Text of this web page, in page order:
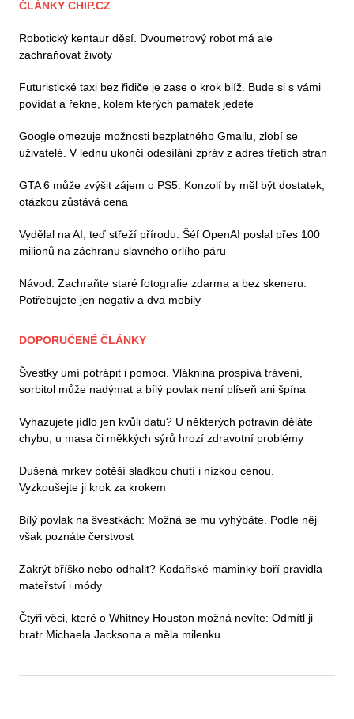
ČLÁNKY CHIP.CZ
Robotický kentaur děsí. Dvoumetrový robot má ale
zachraňovat životy
Futuristické taxi bez řidiče je zase o krok blíž. Bude si s vámi
povídat a řekne, kolem kterých památek jedete
Google omezuje možnosti bezplatného Gmailu, zlobí se
uživatelé. V lednu ukončí odesílání zpráv z adres třetích stran
GTA 6 může zvýšit zájem o PS5. Konzolí by měl být dostatek,
otázkou zůstává cena
Vydělal na AI, teď střeží přírodu. Šéf OpenAI poslal přes 100
milionů na záchranu slavného orlího páru
Návod: Zachraňte staré fotografie zdarma a bez skeneru.
Potřebujete jen negativ a dva mobily
DOPORUČENÉ ČLÁNKY
Švestky umí potrápit i pomoci. Vláknina prospívá trávení,
sorbitol může nadýmat a bílý povlak není plíseň ani špína
Vyhazujete jídlo jen kvůli datu? U některých potravin děláte
chybu, u masa či měkkých sýrů hrozí zdravotní problémy
Dušená mrkev potěší sladkou chutí i nízkou cenou.
Vyzkoušejte ji krok za krokem
Bílý povlak na švestkách: Možná se mu vyhýbáte. Podle něj
však poznáte čerstvost
Zakrýt bříško nebo odhalit? Kodaňské maminky boří pravidla
mateřství i módy
Čtyři věci, které o Whitney Houston možná nevíte: Odmítl ji
bratr Michaela Jacksona a měla milenku